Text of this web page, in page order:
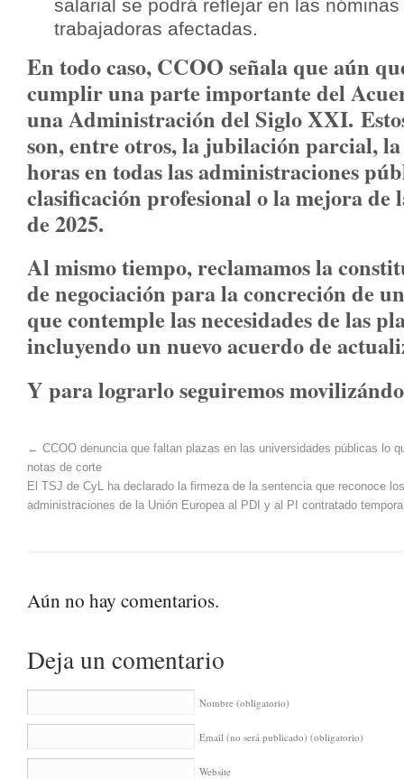
salarial se podrá reflejar en las
trabajadoras afectadas.
En todo caso, CCOO señala que aún
cumplir una parte importante del
una Administración del Siglo XXI.
son, entre otros, la jubilación parcial,
horas en todas las administraciones
clasificación profesional o la mejora de
de 2025.
Al mismo tiempo, reclamamos la
de negociación para la concreción de
que contemple las necesidades de las
incluyendo un nuevo acuerdo de
Y para lograrlo seguiremos
← CCOO denuncia que faltan plazas en las universidades públicas lo
notas de corte
El TSJ de CyL ha declarado la firmeza de la sentencia que reconoce
administraciones de la Unión Europea al PDI y al PI contratado
Aún no hay comentarios.
Deja un comentario
Nombre (obligatorio)
Email (no será publicado) (obligatorio)
Website